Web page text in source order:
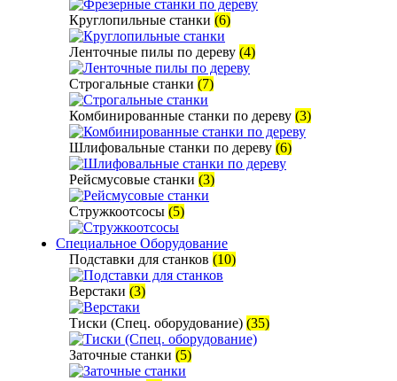
Круглопильные станки (6)
Ленточные пилы по дереву (4)
Строгальные станки (7)
Комбинированные станки по дереву (3)
Шлифовальные станки по дереву (6)
Рейсмусовые станки (3)
Стружкоотсосы (5)
Специальное Оборудование
Подставки для станков (10)
Верстаки (3)
Тиски (Спец. оборудование) (35)
Заточные станки (5)